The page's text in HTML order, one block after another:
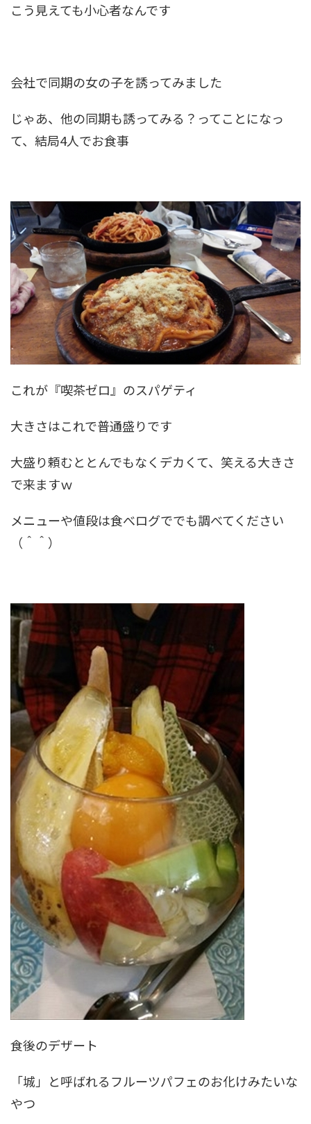
こう見えても小心者なんです
会社で同期の女の子を誘ってみました
じゃあ、他の同期も誘ってみる？ってことになっ
て、結局4人でお食事
これが『喫茶ゼロ』のスパゲティ
大きさはこれで普通盛りです
大盛り頼むととんでもなくデカくて、笑える大きさ
で来ますｗ
メニューや値段は食べログででも調べてください
（＾＾）
食後のデザート
「城」と呼ばれるフルーツパフェのお化けみたいな
やつ